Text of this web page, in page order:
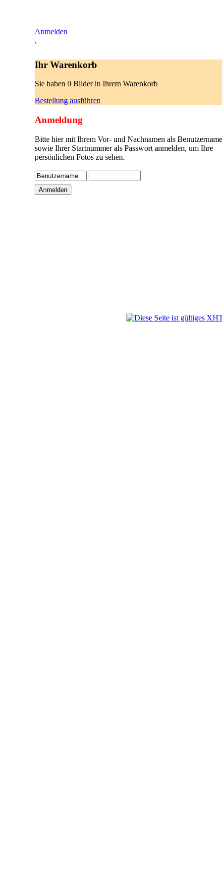
Anmelden
.
Ihr Warenkorb
Sie haben 0 Bilder in Ihrem Warenkorb
Bestellung ausführen
Anmeldung
Bitte hier mit Ihrem Vor- und Nachnamen als
sowie Ihrer Startnummer als Passwort anmelden, um Ihre
persönlichen Fotos zu sehen.